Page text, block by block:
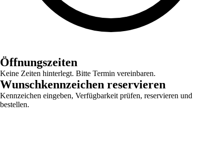
Öffnungszeiten
Keine Zeiten hinterlegt. Bitte Termin vereinbaren.
Wunschkennzeichen reservieren
Kennzeichen eingeben, Verfügbarkeit prüfen, reservieren und
bestellen.